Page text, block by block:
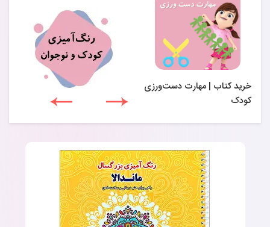
خرید کتاب | مهارت دست‌ورزی
کودک